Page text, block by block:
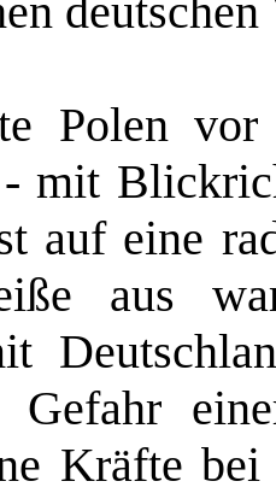
Polen
mit
auf eine
aus
Kräfte